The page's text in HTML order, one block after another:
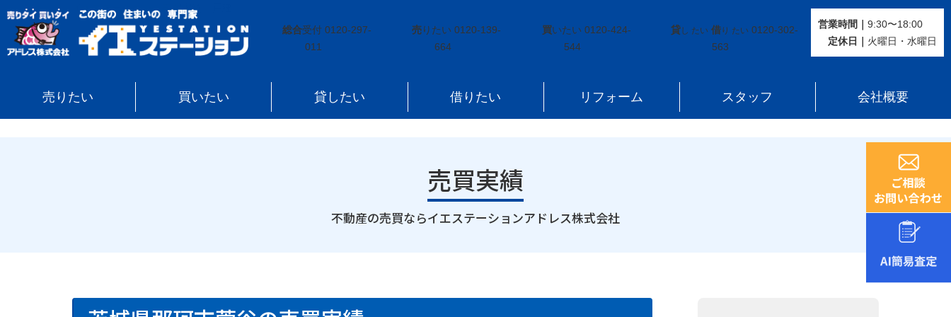
総合受付 0120-297-
011
売りたい 0120-139-
664
買いたい 0120-424-
544
貸し たい 借り たい 0120-302-
563
営業時間｜ 9:30〜18:00
定休⽇｜ 火曜⽇・水曜⽇
売りたい 買いたい 貸したい 借りたい リフォーム スタッフ 会社概要
イエステーション » 売買実績
売買実績
｜
不動産の売買ならイエステーションアドレス株式会社